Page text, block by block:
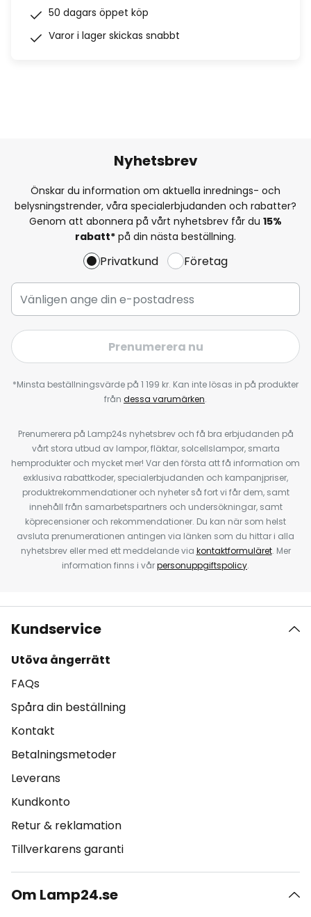
50 dagars öppet köp
Varor i lager skickas snabbt
Nyhetsbrev
Önskar du information om aktuella inrednings- och
belysningstrender, våra specialerbjudanden och rabatter?
Genom att abonnera på vårt nyhetsbrev får du 15%
rabatt* på din nästa beställning.
Privatkund Företag
Prenumerera nu
*Minsta beställningsvärde på 1 199 kr. Kan inte lösas in på produkter
från dessa varumärken.
Prenumerera på Lamp24s nyhetsbrev och få bra erbjudanden på
vårt stora utbud av lampor, fläktar, solcellslampor, smarta
hemprodukter och mycket mer! Var den första att få information om
exklusiva rabattkoder, specialerbjudanden och kampanjpriser,
produktrekommendationer och nyheter så fort vi får dem, samt
innehåll från samarbetspartners och undersökningar, samt
köprecensioner och rekommendationer. Du kan när som helst
avsluta prenumerationen antingen via länken som du hittar i alla
nyhetsbrev eller med ett meddelande via kontaktformuläret. Mer
information finns i vårpersonuppgiftspolicy.
Kundservice
Utöva ångerrätt
FAQs
Spåra din beställning
Kontakt
Betalningsmetoder
Leverans
Kundkonto
Retur & reklamation
Tillverkarens garanti
Om Lamp24.se